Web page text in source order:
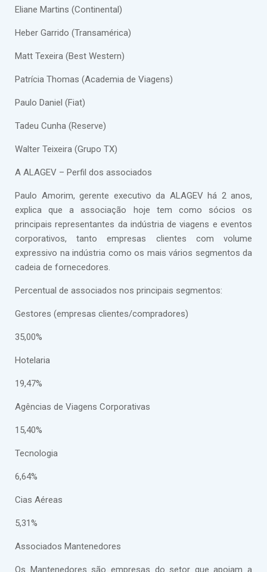
Eliane Martins (Continental)
Heber Garrido (Transamérica)
Matt Texeira (Best Western)
Patrícia Thomas (Academia de Viagens)
Paulo Daniel (Fiat)
Tadeu Cunha (Reserve)
Walter Teixeira (Grupo TX)
A ALAGEV – Perfil dos associados
Paulo Amorim, gerente executivo da ALAGEV há 2 anos,
explica que a associação hoje tem como sócios os
principais representantes da indústria de viagens e eventos
corporativos, tanto empresas clientes com volume
expressivo na indústria como os mais vários segmentos da
cadeia de fornecedores.
Percentual de associados nos principais segmentos:
Gestores (empresas clientes/compradores)
35,00%
Hotelaria
19,47%
Agências de Viagens Corporativas
15,40%
Tecnologia
6,64%
Cias Aéreas
5,31%
Associados Mantenedores
Os Mantenedores são empresas do setor que apoiam a